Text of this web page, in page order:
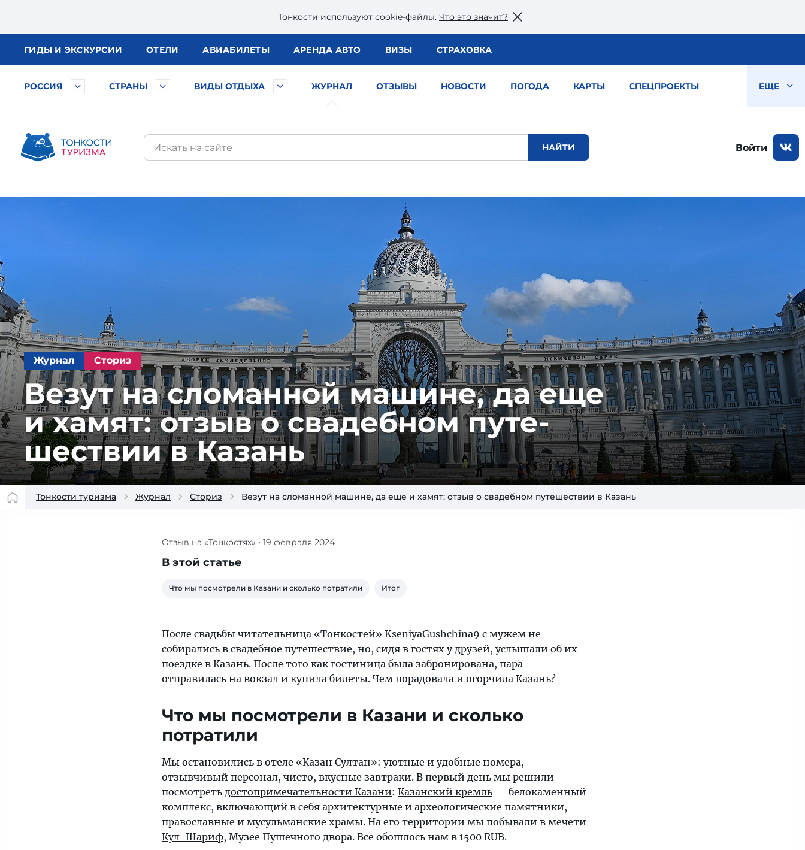
Тонкости используют сookie-файлы. Что это значит?
ГИДЫ И ЭКСКУРСИИ ОТЕЛИ АВИАБИЛЕТЫ АРЕНДА АВТО ВИЗЫ СТРАХОВКА
РОССИЯ СТРАНЫ ВИДЫ ОТДЫХА ЖУРНАЛ ОТЗЫВЫ НОВОСТИ ПОГОДА КАРТЫ СПЕЦПРОЕКТЫ ЕЩЕ
Войти
Журнал Сториз
Везут на сло­ман­ной ма­ши­не, да еще
и ха­мят: от­зыв о сва­деб­ном пу­те­
шест­вии в Казань
Тонкости туризма Журнал Сториз Везут на сломанной машине, да еще и хамят: отзыв о свадебном путешествии в Казань
После
свадьбы
«Тонкостей»
мужем
не
собирались
в
путешествие,
но,
сидя
гостях
у
друзей,
услышали
об
их
Отзыв на «Тонкостях» • 19 февраля 2024
В этой статье
Что мы посмотрели в Казани и сколько потратили Итог
После свадьбы читательница «Тонкостей» KseniyaGushchina9 с мужем не
собирались в свадебное путешествие, но, сидя в гостях у друзей, услышали об их
поездке в Казань. После того как гостиница была забронирована, пара
отправилась на вокзал и купила билеты. Чем порадовала и огорчила Казань?
Что мы посмотрели в Казани и сколько
потратили
Мы остановились в отеле «Казан Султан»: уютные и удобные номера,
отзывчивый персонал, чисто, вкусные завтраки. В первый день мы решили
посмотреть достопримечательности Казани: Казанский кремль — белокаменный
комплекс, включающий в себя архитектурные и археологические памятники,
православные и мусульманские храмы. На его территории мы побывали в мечети
Кул-Шариф, Музее Пушечного двора. Все обошлось нам в 1500 RUB.